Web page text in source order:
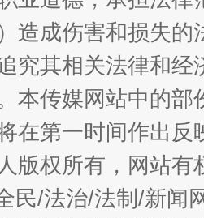
责幌子
造成伤害和损失
究其相关法律和
本传媒网站中的
在第一时间作出
版权所有，网站
民/法治/法制/新闻